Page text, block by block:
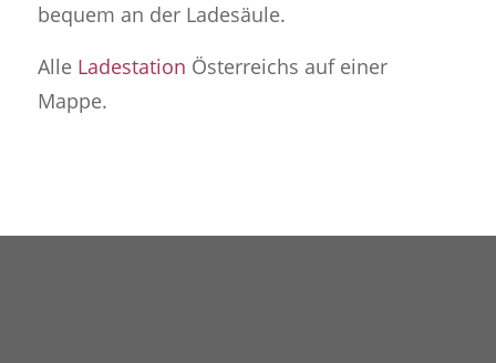
bequem an der Ladesäule.
Alle Ladestation Österreichs auf einer
Mappe.